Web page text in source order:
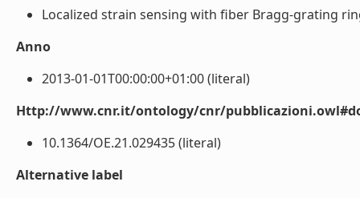
Localized strain sensing with fiber Bragg-grating
Anno
2013-01-01T00:00:00+01:00 (literal)
Http://www.cnr.it/ontology/cnr/
10.1364/OE.21.029435 (literal)
Alternative label